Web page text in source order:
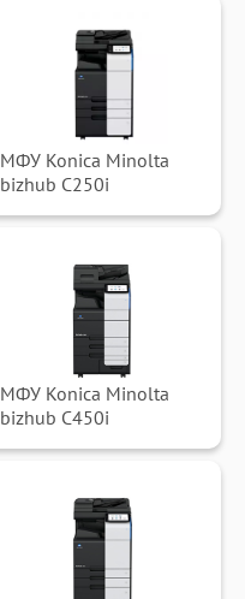
МФУ Konica Minolta
bizhub C250i
МФУ Konica Minolta
bizhub C450i